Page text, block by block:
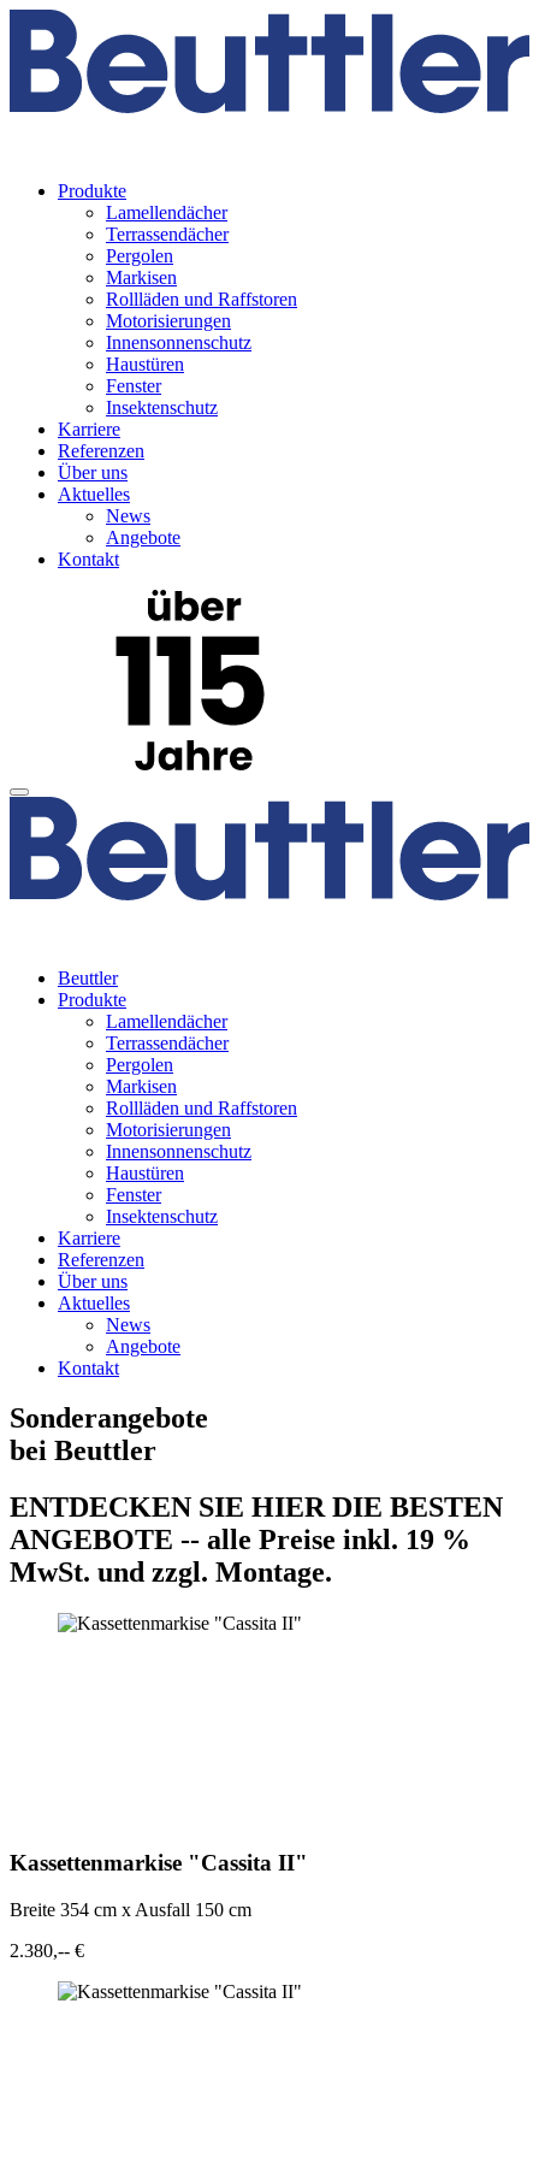
Produkte
Lamellendächer
Terrassendächer
Pergolen
Markisen
Rollläden und Raffstoren
Motorisierungen
Innensonnenschutz
Haustüren
Fenster
Insektenschutz
Karriere
Referenzen
Über uns
Aktuelles
News
Angebote
Kontakt
Beuttler
Produkte
Lamellendächer
Terrassendächer
Pergolen
Markisen
Rollläden und Raffstoren
Motorisierungen
Innensonnenschutz
Haustüren
Fenster
Insektenschutz
Karriere
Referenzen
Über uns
Aktuelles
News
Angebote
Kontakt
Sonderangebote
bei Beuttler
ENTDECKEN SIE HIER DIE BESTEN
ANGEBOTE -- alle Preise inkl. 19 %
MwSt. und zzgl. Montage.
Kassettenmarkise "Cassita II"
Breite 354 cm x Ausfall 150 cm
2.380,-- €